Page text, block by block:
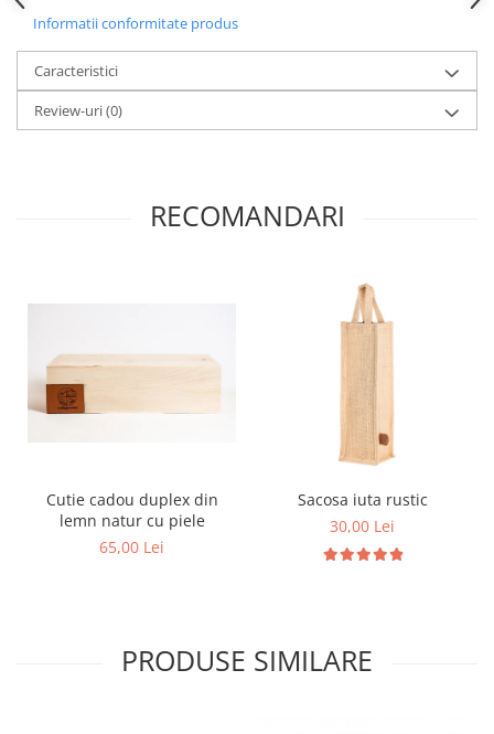
Informatii conformitate produs
Caracteristici
Review-uri(0)
RECOMANDARI
Cutie cadou duplex din
lemn natur cu piele
65,00 Lei
Sacosa iuta rustic
30,00 Lei
PRODUSE SIMILARE